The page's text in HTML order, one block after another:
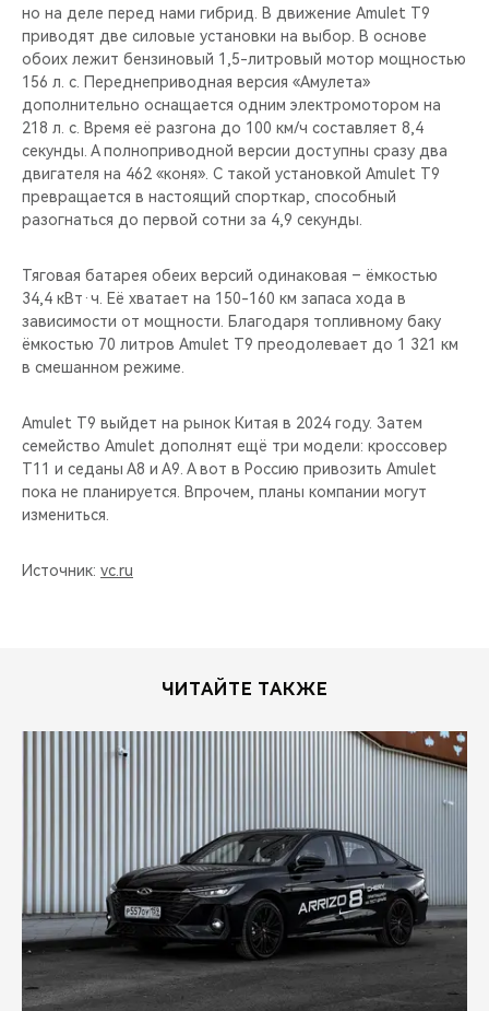
но на деле перед нами гибрид. В движение Amulet T9
приводят две силовые установки на выбор. В основе
обоих лежит бензиновый 1,5-литровый мотор мощностью
156 л. с. Переднеприводная версия «Амулета»
дополнительно оснащается одним электромотором на
218 л. с. Время её разгона до 100 км/ч составляет 8,4
секунды. А полноприводной версии доступны сразу два
двигателя на 462 «коня». С такой установкой Amulet T9
превращается в настоящий спорткар, способный
разогнаться до первой сотни за 4,9 секунды.
Тяговая батарея обеих версий одинаковая – ёмкостью
34,4 кВт·ч. Её хватает на 150-160 км запаса хода в
зависимости от мощности. Благодаря топливному баку
ёмкостью 70 литров Amulet T9 преодолевает до 1 321 км
в смешанном режиме.
Amulet T9 выйдет на рынок Китая в 2024 году. Затем
семейство Amulet дополнят ещё три модели: кроссовер
T11 и седаны А8 и А9. А вот в Россию привозить Amulet
пока не планируется. Впрочем, планы компании могут
измениться.
Источник: vc.ru
ЧИТАЙТЕ ТАКЖЕ